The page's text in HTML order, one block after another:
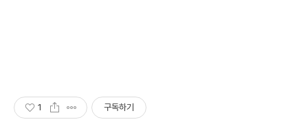
1 구독하기